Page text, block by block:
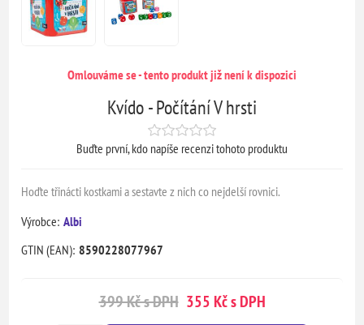
Omlouváme se - tento produkt již není k dispozici
Kvído - Počítání V hrsti
Buďte první, kdo napíše recenzi tohoto produktu
Hoďte třinácti kostkami a sestavte z nich co nejdelší rovnici.
Výrobce: Albi
GTIN (EAN): 8590228077967
399 Kč s DPH 355 Kč s DPH